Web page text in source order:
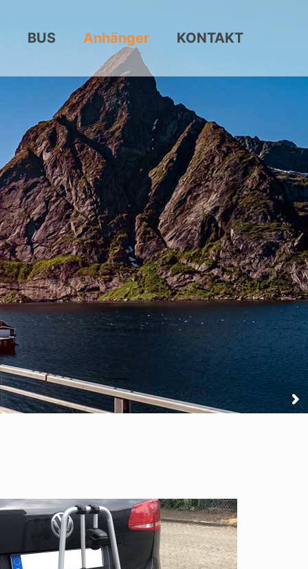
BUS Anhänger KONTAKT